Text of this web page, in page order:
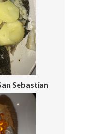
Sebastian